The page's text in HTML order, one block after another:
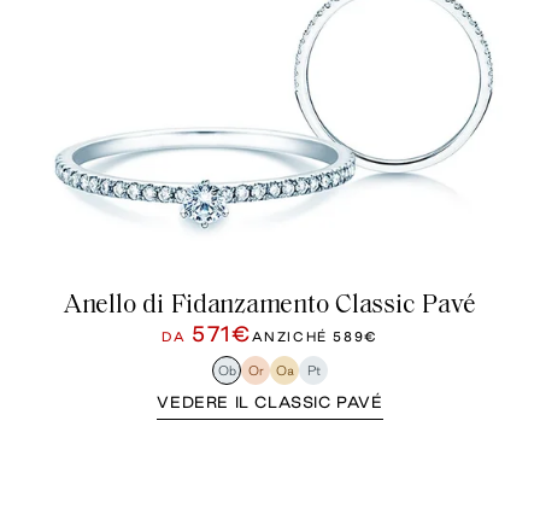
Anello di Fidanzamento Classic Pavé
DA 571€ANZICHÉ589€
Ob Or Oa Pt
VEDERE IL CLASSIC PAVÉ